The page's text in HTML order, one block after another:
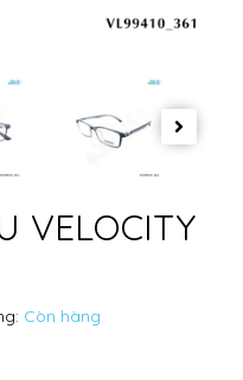
VELOCITY
Còn hàng